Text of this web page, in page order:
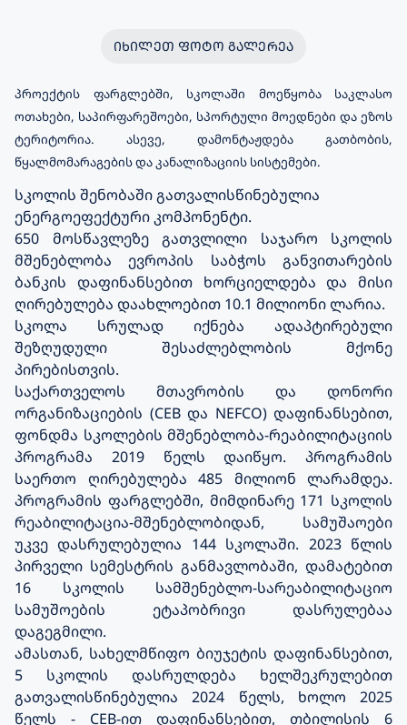
ᲘᲮᲘᲚᲔᲗ ᲤᲝᲢᲝ ᲒᲐᲚᲔᲠᲔᲐ
პროექტის ფარგლებში, სკოლაში მოეწყობა საკლასო
ოთახები, საპირფარეშოები, სპორტული მოედნები და ეზოს
ტერიტორია. ასევე, დამონტაჟდება გათბობის,
წყალმომარაგების და კანალიზაციის სისტემები.
სკოლის შენობაში გათვალისწინებულია
ენერგოეფექტური კომპონენტი.
650 მოსწავლეზე გათვლილი საჯარო სკოლის
მშენებლობა ევროპის საბჭოს განვითარების
ბანკის დაფინანსებით ხორციელდება და მისი
ღირებულება დაახლოებით 10.1 მილიონი ლარია.
სკოლა სრულად იქნება ადაპტირებული
შეზღუდული შესაძლებლობის მქონე
პირებისთვის.
საქართველოს მთავრობის და დონორი
ორგანიზაციების (CEB და NEFCO) დაფინანსებით,
ფონდმა სკოლების მშენებლობა-რეაბილიტაციის
პროგრამა 2019 წელს დაიწყო. პროგრამის
საერთო ღირებულება 485 მილიონ ლარამდეა.
პროგრამის ფარგლებში, მიმდინარე 171 სკოლის
რეაბილიტაცია-მშენებლობიდან, სამუშაოები
უკვე დასრულებულია 144 სკოლაში. 2023 წლის
პირველი სემესტრის განმავლობაში, დამატებით
16 სკოლის სამშენებლო-სარეაბილიტაციო
სამუშოების ეტაპობრივი დასრულებაა
დაგეგმილი.
ამასთან, სახელმწიფო ბიუჯეტის დაფინანსებით,
5 სკოლის დასრულდება ხელშეკრულებით
გათვალისწინებულია 2024 წელს, ხოლო 2025
წელს - CEB-ით დაფინანსებით, თბილისის 6